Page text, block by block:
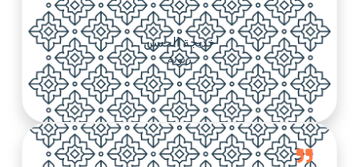
خديجة الحسن
زبونة